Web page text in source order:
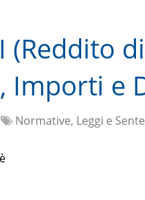
(Reddito
Importi e
Normative, Leggi e